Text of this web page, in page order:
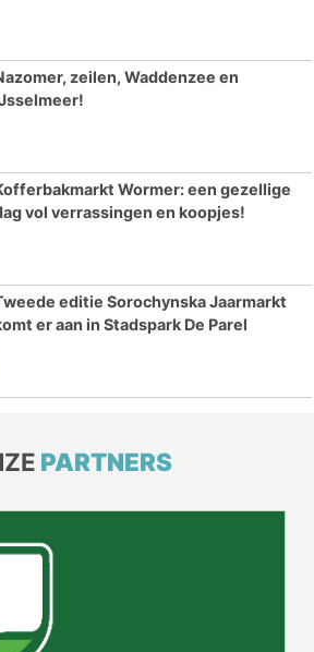
zeilen, Waddenzee en
Wormer: een gezellige
vol verrassingen en koopjes!
editie Sorochynska Jaarmarkt
er aan in Stadspark De Parel
PARTNERS